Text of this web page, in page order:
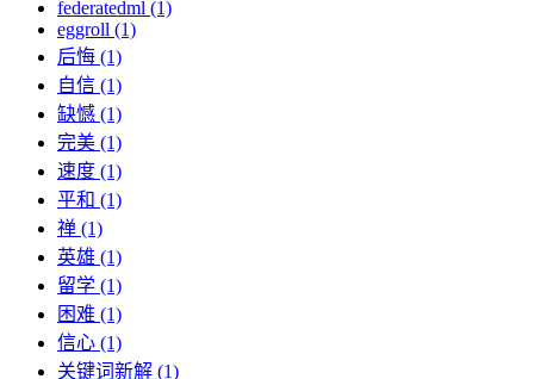
federatedml (1)
eggroll (1)
后悔 (1)
自信 (1)
缺憾 (1)
完美 (1)
速度 (1)
平和 (1)
禅 (1)
英雄 (1)
留学 (1)
困难 (1)
信心 (1)
关键词新解 (1)